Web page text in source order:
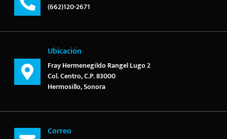
(662)120-2671
Ubicación
Fray Hermenegildo Rangel Lugo 2
Col. Centro, C.P. 83000
Hermosillo, Sonora
Correo